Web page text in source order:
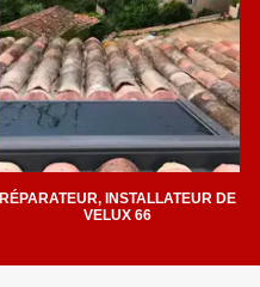
RÉPARATEUR, INSTALLATEUR DE
VELUX 66